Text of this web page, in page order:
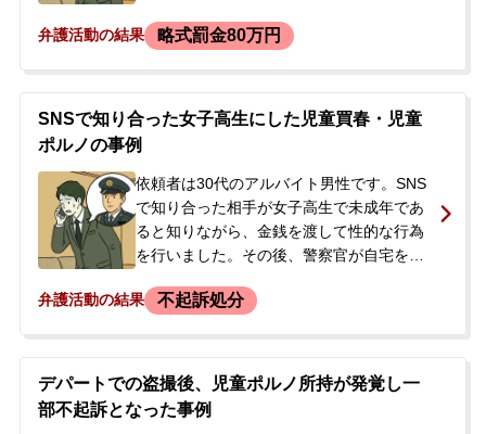
着用させ、シャワーを浴びせて性的な部分
家宅捜索を受け、児童ポルノ製造の疑いで
任意聴取を受けました。携帯電話も押収さ
れ、今後の刑事手続きや処分に大きな不安
を抱き、当事務所に相談されました。
弁護活動の結果 略式罰金80万円
SNSで知り合った女子高生にした児童買春・児童
ポルノの事例
依頼者は30代のアルバイト男性です。SNS
で知り合った相手が女子高生で未成年であ
ると知りながら、金銭を渡して性的な行為
を行いました。その後、警察官が自宅を訪
索と取り調べを受けました。依頼者は児童
も発覚しました。警察からは次回の取り調
べ期日を指定され、今後の対応に不安を感
じ、当事務所にメールで相談されました。
弁護活動の結果 不起訴処分
デパートでの盗撮後、児童ポルノ所持が発覚し一
部不起訴となった事例